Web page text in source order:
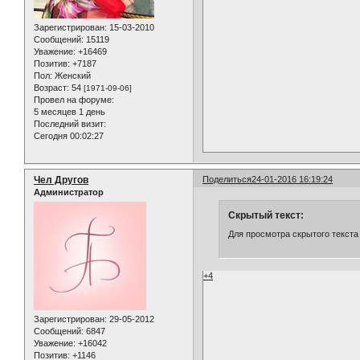
Зарегистрирован: 15-03-2010
Сообщений: 15119
Уважение: +16469
Позитив: +7187
Пол: Женский
Возраст: 54 [1971-09-06]
Провел на форуме:
5 месяцев 1 день
Последний визит:
Сегодня 00:02:27
Поделиться24-01-2016 16:19:24
Чел Другов
Администратор
Зарегистрирован: 29-05-2012
Сообщений: 6847
Уважение: +16042
Позитив: +1146
Скрытый текст:
Для просмотра скрытого
+4